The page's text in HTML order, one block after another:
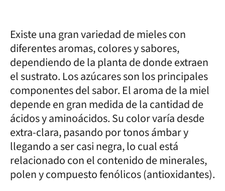
Existe una gran variedad de mieles con
diferentes aromas, colores y sabores,
dependiendo de la planta de donde extraen
el sustrato. Los azúcares son los principales
componentes del sabor. El aroma de la miel
depende en gran medida de la cantidad de
ácidos y aminoácidos. Su color varía desde
extra-clara, pasando por tonos ámbar y
llegando a ser casi negra, lo cual está
relacionado con el contenido de minerales,
polen y compuesto fenólicos (antioxidantes).